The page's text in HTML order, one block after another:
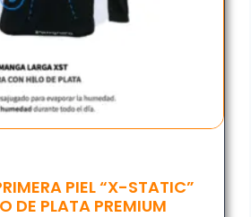
PIEL “X-STATIC”
DE PLATA PREMIUM